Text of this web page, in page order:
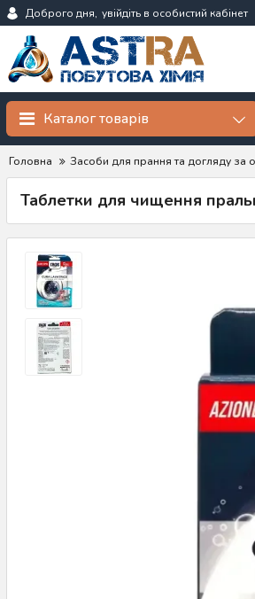
Доброго дня, увійдіть в особистий кабінет
Каталог товарів
Головна Засоби для прання та догляду за
Таблетки для чищення